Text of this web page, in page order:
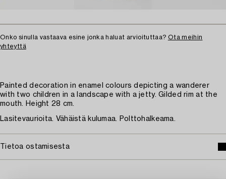
Onko sinulla vastaava esine jonka haluat arvioituttaa? Ota meihin
yhteyttä
Painted decoration in enamel colours depicting a wanderer
with two children in a landscape with a jetty. Gilded rim at the
mouth. Height 28 cm.
Lasitevaurioita. Vähäistä kulumaa. Polttohalkeama.
Tietoa ostamisesta